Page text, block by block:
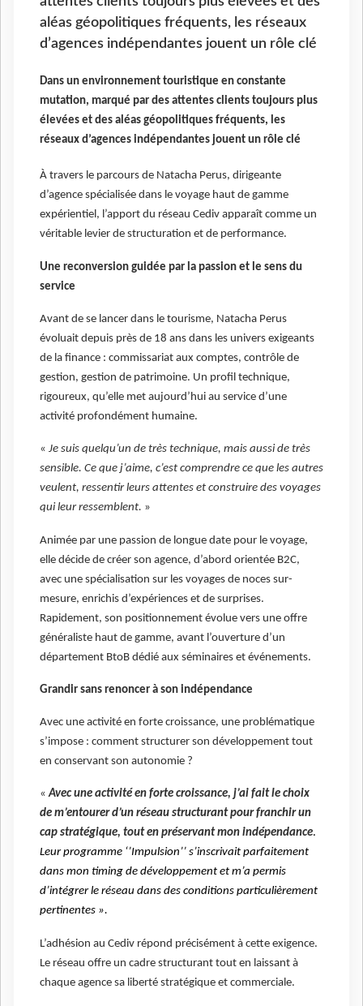
aléas géopolitiques fréquents, les réseaux
d’agences indépendantes jouent un rôle clé
Dans un environnement touristique en constante
mutation, marqué par des attentes clients toujours plus
élevées et des aléas géopolitiques fréquents, les
réseaux d’agences indépendantes jouent un rôle clé
À travers le parcours de Natacha Perus, dirigeante
d’agence spécialisée dans le voyage haut de gamme
expérientiel, l’apport du réseau Cediv apparaît comme un
véritable levier de structuration et de performance.
Une reconversion guidée par la passion et le sens du
service
Avant de se lancer dans le tourisme, Natacha Perus
évoluait depuis près de 18 ans dans les univers exigeants
de la finance : commissariat aux comptes, contrôle de
gestion, gestion de patrimoine. Un profil technique,
rigoureux, qu’elle met aujourd’hui au service d’une
activité profondément humaine.
« Je suis quelqu’un de très technique, mais aussi de très
sensible. Ce que j’aime, c’est comprendre ce que les autres
veulent, ressentir leurs attentes et construire des voyages
qui leur ressemblent. »
Animée par une passion de longue date pour le voyage,
elle décide de créer son agence, d’abord orientée B2C,
avec une spécialisation sur les voyages de noces sur-
mesure, enrichis d’expériences et de surprises.
Rapidement, son positionnement évolue vers une offre
généraliste haut de gamme, avant l’ouverture d’un
département BtoB dédié aux séminaires et événements.
Grandir sans renoncer à son indépendance
Avec une activité en forte croissance, une problématique
s’impose : comment structurer son développement tout
en conservant son autonomie ?
«Avec une activité en forte croissance, j’ai fait le choix
de m’entourer d’un réseau structurant pour franchir un
cap stratégique, tout en préservant mon indépendance.
Leur programme ‘’Impulsion’’ s’inscrivait parfaitement
dans mon timing de développement et m’a permis
d’intégrer le réseau dans des conditions particulièrement
pertinentes ».
L’adhésion au Cediv répond précisément à cette exigence.
Le réseau offre un cadre structurant tout en laissant à
chaque agence sa liberté stratégique et commerciale.